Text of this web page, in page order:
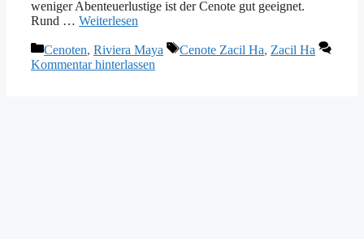
weniger Abenteuerlustige ist der Cenote gut geeignet.
Rund … Weiterlesen
Kategorien
Cenoten, Riviera Maya Schlagwörter
Cenote Zacil Ha, Zacil Ha
Kommentar hinterlassen